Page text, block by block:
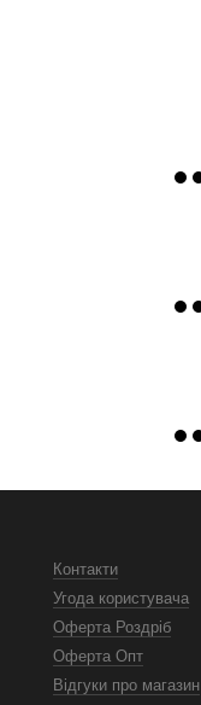
Контакти
Угода користувача
Оферта Роздріб
Оферта Опт
Відгуки про магазин